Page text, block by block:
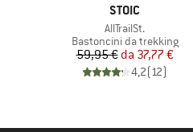
MARCHIO
STOIC
Articolo
AllTrailSt.
Gruppo di prodotti
Bastoncini da trekking
Prezzo
59,95 € Prezzo ridotto
da 37,77 €
4,2(12)